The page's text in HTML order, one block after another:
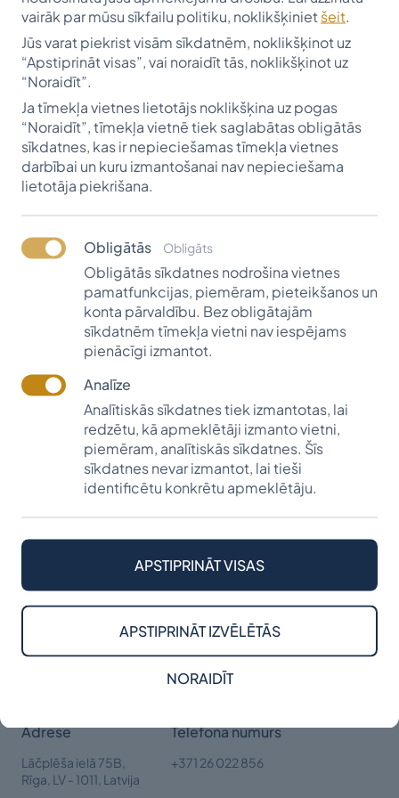
studējot.
Stipendijas iniciators, SIA “Kurekss” stipendijas
saņēmējs (2012-2015) Jānis Bruģis stāsta, ka ideja
radās no vēlmes apvienoties ar draugiem, citiem
fonda bijušajiem stipendiātiem, lai sniegtu atbalstu
Rudzātu jauniešiem ceļā uz viņu mērķu sasniegšanu.
"Atbilde nebija ilgi jāgaida – darām!" atceras Jānis.
"Stipendija var kļūt par spēcīgu stimulu un
atgādinājumu, ka ziedotāji noticējuši tavai vēlmei
augt un pilnveidoties," intervijā stāsta Gunāra un
Ināras Reiņu stipendijas saņēmējs (2014-2017)
Ričards Grigonis. "Ja apsver pieteikšanos, dari to ar
pārliecību un ticību sev. Tas var būt pagrieziena
punkts tavā dzīvē!"
Paldies autorei Janai Skrivļai-Čeverei, Jānim Bruģim
un Ričardam Grigonim par labajiem vārdiem!
Rudzātu vidusskolas
absolventu stipendija
UZZINĀT VAIRĀK
Adrese
Lāčplēša ielā 75B,
Rīga, LV - 1011, Latvija
Telefona numurs
+371 26 022 856
vairāk par mūsu sīkfailu politiku, noklikšķiniet šeit
Jūs varat piekrist visām sīkdatnēm, noklikšķinot uz
“Apstiprināt visas”, vai noraidīt tās, noklikšķinot uz
“Noraidīt”.
Ja tīmekļa vietnes lietotājs noklikšķina uz pogas
“Noraidīt”, tīmekļa vietnē tiek saglabātas obligātās
sīkdatnes, kas ir nepieciešamas tīmekļa vietnes
darbībai un kuru izmantošanai nav nepieciešama
lietotāja piekrišana.
Obligātās Obligāts
Obligātās sīkdatnes nodrošina vietnes
pamatfunkcijas, piemēram, pieteikšanos un
konta pārvaldību. Bez obligātajām
sīkdatnēm tīmekļa vietni nav iespējams
pienācīgi izmantot.
Analīze
Analītiskās sīkdatnes tiek izmantotas, lai
redzētu, kā apmeklētāji izmanto vietni,
piemēram, analītiskās sīkdatnes. Šīs
sīkdatnes nevar izmantot, lai tieši
identificētu konkrētu apmeklētāju.
NORAIDĪT
APSTIPRINĀT IZVĒLĒTĀS
APSTIPRINĀT VISAS